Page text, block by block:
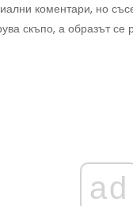
коментари, но
скъпо, а образът
ad